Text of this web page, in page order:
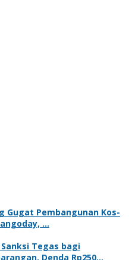
Gugat Pembangunan Kos-
…
Tegas bagi
Denda Rp250…